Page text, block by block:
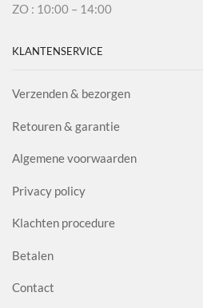
ZO : 10:00 – 14:00
KLANTENSERVICE
Verzenden & bezorgen
Retouren & garantie
Algemene voorwaarden
Privacy policy
Klachten procedure
Betalen
Contact